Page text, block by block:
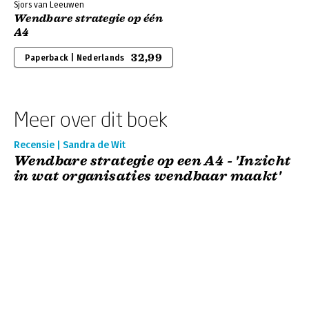
Sjors van Leeuwen
Wendbare strategie op één
A4
Paperback | Nederlands 32,99
Meer over dit boek
Recensie | Sandra de Wit
Wendbare strategie op een A4 - 'Inzicht
in wat organisaties wendbaar maakt'